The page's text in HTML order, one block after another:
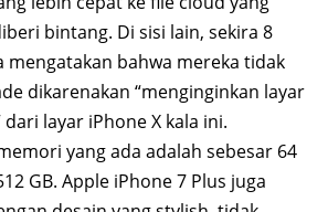
bintang. Di sisi lain, sekira 8
mengatakan bahwa mereka tidak
dikarenakan “menginginkan layar
layar iPhone X kala ini.
yang ada adalah sebesar 64
GB. Apple iPhone 7 Plus juga